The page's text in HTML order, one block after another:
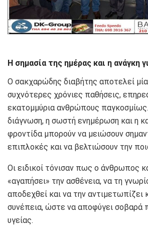
Η σημασία της ημέρας και η ανάγκη
Ο σακχαρώδης διαβήτης αποτελεί
συχνότερες χρόνιες παθήσεις,
εκατομμύρια ανθρώπους
διάγνωση, η σωστή ενημέρωση και η
φροντίδα μπορούν να μειώσουν
επιπλοκές και να βελτιώσουν την
Οι ειδικοί τόνισαν πως ο άνθρωπος
«αγαπήσει» την ασθένεια, να τη
αποδεχθεί και να την αντιμετωπίζει
συνέπεια, ώστε να αποφύγει σοβαρά
υγείας.